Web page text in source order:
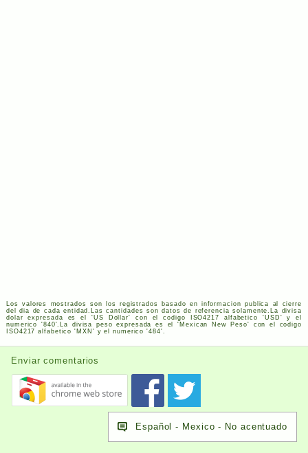
Los valores mostrados son los registrados basado en informacion publica al cierre
del dia de cada entidad.Las cantidades son datos de referencia solamente.La divisa
dolar expresada es el 'US Dollar' con el codigo ISO4217 alfabetico 'USD ' y el
numerico '840'.La divisa peso expresada es el 'Mexican New Peso' con el codigo
ISO4217 alfabetico ' MXN ' y el numerico '484'.
Enviar comentarios
Español - Mexico - No acentuado